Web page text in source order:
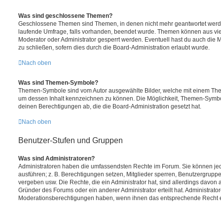
Was sind geschlossene Themen?
Geschlossene Themen sind Themen, in denen nicht mehr geantwortet
laufende Umfrage, falls vorhanden, beendet wurde. Themen können aus
Moderator oder Administrator gesperrt werden. Eventuell hast du auch die
zu schließen, sofern dies durch die Board-Administration erlaubt wurde.
Nach oben
Was sind Themen-Symbole?
Themen-Symbole sind vom Autor ausgewählte Bilder, welche mit einem
um dessen Inhalt kennzeichnen zu können. Die Möglichkeit, Themen-
deinen Berechtigungen ab, die die Board-Administration gesetzt hat.
Nach oben
Benutzer-Stufen und Gruppen
Was sind Administratoren?
Administratoren haben die umfassendsten Rechte im Forum. Sie können
ausführen; z. B. Berechtigungen setzen, Mitglieder sperren,
vergeben usw. Die Rechte, die ein Administrator hat, sind allerdings
Gründer des Forums oder ein anderer Administrator erteilt hat.
Moderationsberechtigungen haben, wenn ihnen das entsprechende Recht